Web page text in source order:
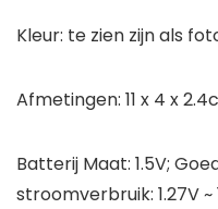
Kleur: te zien zijn als
Afmetingen: 11 x 4 x
Batterij Maat: 1.5V;
stroomverbruik: 1.27V ~